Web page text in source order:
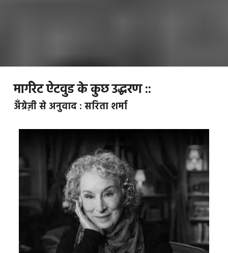
मार्गरेट ऐटवुड के कुछ उद्धरण ::
अँग्रेज़ी से अनुवाद : सरिता शर्मा